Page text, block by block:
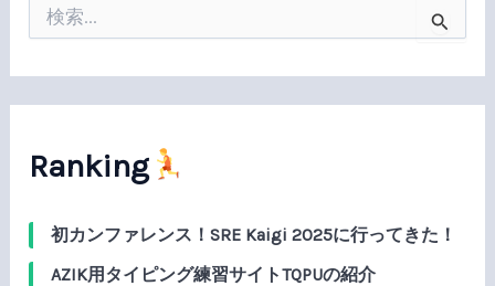
Ranking
初カンファレンス！SRE Kaigi 2025に行ってきた！
AZIK用タイピング練習サイトTQPUの紹介